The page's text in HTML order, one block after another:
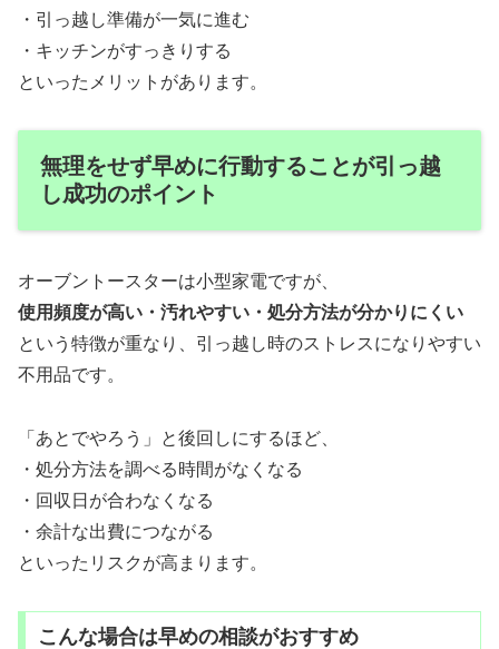
・引っ越し準備が一気に進む
・キッチンがすっきりする
といったメリットがあります。
無理をせず早めに行動することが引っ越
し成功のポイント
オーブントースターは小型家電ですが、
使用頻度が高い・汚れやすい・処分方法が分かりにくい
という特徴が重なり、引っ越し時のストレスになりやすい
不用品です。
「あとでやろう」と後回しにするほど、
・処分方法を調べる時間がなくなる
・回収日が合わなくなる
・余計な出費につながる
といったリスクが高まります。
こんな場合は早めの相談がおすすめ